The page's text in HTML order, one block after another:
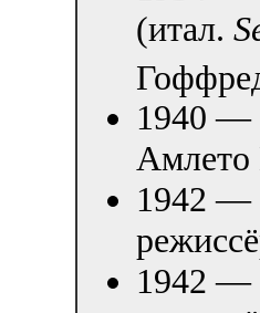
(итал.
1940 —
Амлето
1942 —
1942 —